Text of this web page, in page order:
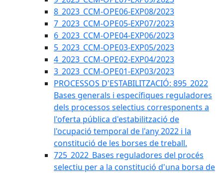
8_2023_CCM-OPE06-EXP08/2023
7_2023_CCM-OPE05-EXP07/2023
6_2023_CCM-OPE04-EXP06/2023
5_2023_CCM-OPE03-EXP05/2023
4_2023_CCM-OPE02-EXP04/2023
3_2023_CCM-OPE01-EXP03/2023
PROCESSOS D'ESTABILITZACIÓ: 895_2022
Bases generals i específiques reguladores
dels processos selectius corresponents a
l'oferta pública d'estabilització de
l'ocupació temporal de l'any 2022 i la
constitució de les borses de treball.
725_2022_Bases reguladores del procés
selectiu per a la constitució d'una borsa de